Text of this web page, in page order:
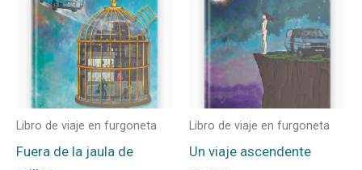
Libro de viaje en furgoneta
Fuera de la jaula de
Libro de viaje en furgoneta
Un viaje ascendente